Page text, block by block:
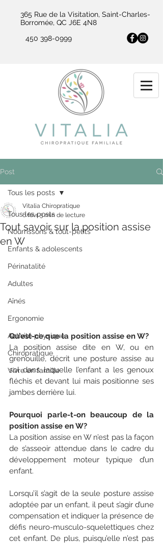
365 Rue de la Visitation, Saint-Charles-
Borromée, QC J6E 4N8
450 398-0999
Post
Tous les posts
Nourrissons & tout-petits
Enfants & adolescents
Périnatalité
Adultes
Aînés
Ergonomie
Activité physique
Chiropratique
Vivre en famille
Tous les posts
Tout savoir sur la position assise
en W
Vitalia Chiropratique
6 févr.3 min de lecture
Qu’est-ce que la position assise en W?
La position assise dite en W, ou en
grenouille, décrit une posture assise au
sol dans laquelle l’enfant a les genoux
fléchis et devant lui mais positionne ses
jambes derrière lui.
Pourquoi parle-t-on beaucoup de la
position assise en W?
La position assise en W n’est pas la façon
de s’asseoir attendue dans le cadre du
développement moteur typique d’un
enfant.
Lorsqu’il s’agit de la seule posture assise
adoptée par un enfant, il peut s’agir d’une
compensation et indiquer la présence de
défis neuro-musculo-squelettiques chez
cet enfant. De plus, puisqu’elle n’est pas